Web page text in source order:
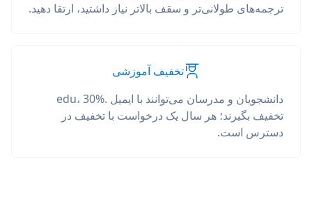
ترجمه‌های طولانی‌تر و سقف بالاتر نیاز داشتید، ارتقا دهید.
تخفیف آموزشی
دانشجویان و مدرسان می‌توانند با ایمیل .edu، 30%
تخفیف بگیرند؛ هر سال یک درخواست با تخفیف در
دسترس است.